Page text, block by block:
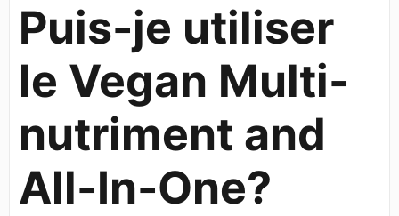
Puis-je utiliser
le Vegan Multi-
nutriment and
All-In-One?